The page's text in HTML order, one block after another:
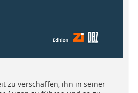
zu verschaffen, ihn in seiner